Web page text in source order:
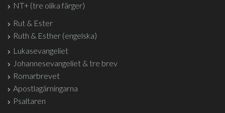
NT+ (tre olika färger)
Rut & Ester
Ruth & Esther (engelska)
Lukasevangeliet
Johannesevangeliet & tre brev
Romarbrevet
Apostlagärningarna
Psaltaren